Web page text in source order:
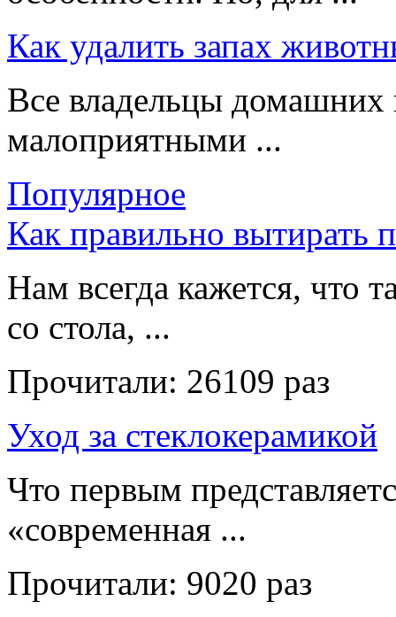
Как удалить запах
Все владельцы домашних
малоприятными ...
Популярное
Как правильно вытирать
Нам всегда кажется, что
со стола, ...
Прочитали: 26109 раз
Уход за стеклокерамикой
Что первым
«современная ...
Прочитали: 9020 раз